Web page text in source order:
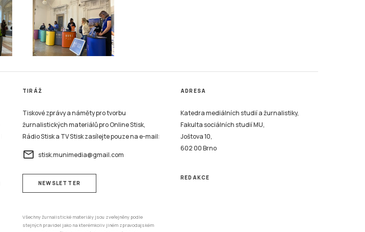
TIRÁŽ
Tiskové zprávy a náměty pro tvorbu
žurnalistických materiálů pro Online Stisk,
Rádio Stisk a TV Stisk zasílejte pouze na e-mail:
email stisk.munimedia@gmail.com
NEWSLETTER
Všechny žurnalistické materiály jsou zveřejněny podle
stejných pravidel jako na kterémkoliv jiném zpravodajském
ADRESA
Katedra mediálních studií a žurnalistiky,
Fakulta sociálních studií MU,
Joštova 10,
602 00 Brno
REDAKCE